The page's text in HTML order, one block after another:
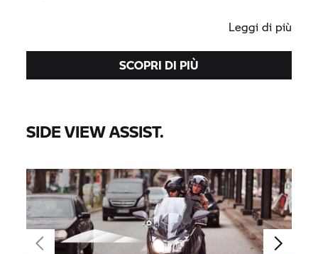
Leggi di più
SCOPRI DI PIÙ
SIDE VIEW ASSIST.